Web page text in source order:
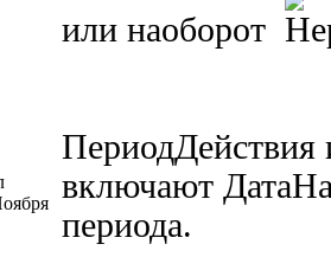
или наоборот
ПериодДействия
включают
периода.